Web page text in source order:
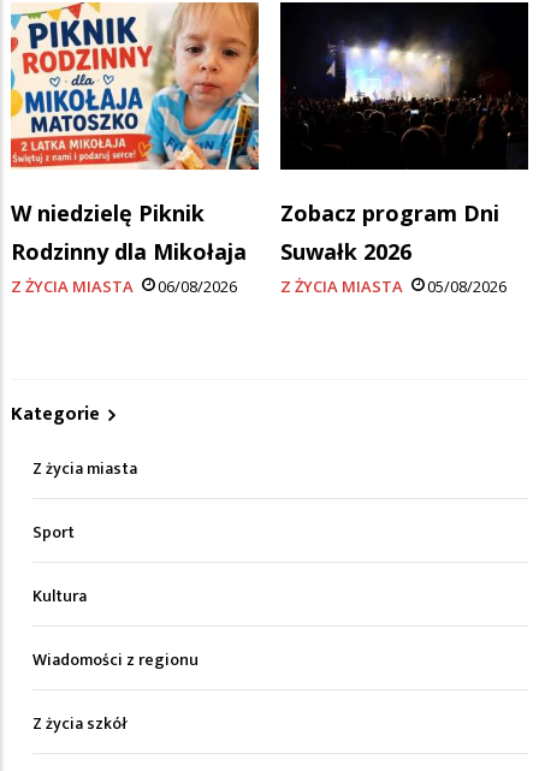
W niedzielę Piknik
Rodzinny dla Mikołaja
Z ŻYCIA MIASTA 06/08/2026
Zobacz program Dni
Suwałk 2026
Z ŻYCIA MIASTA 05/08/2026
Kategorie
Z życia miasta
Sport
Kultura
Wiadomości z regionu
Z życia szkół